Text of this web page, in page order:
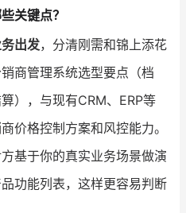
关键点？
出发，分清刚需和锦上添花
商管理系统选型要点（档
），与现有CRM、ERP等
价格控制方案和风控能力。
基于你的真实业务场景做演
功能列表，这样更容易判断